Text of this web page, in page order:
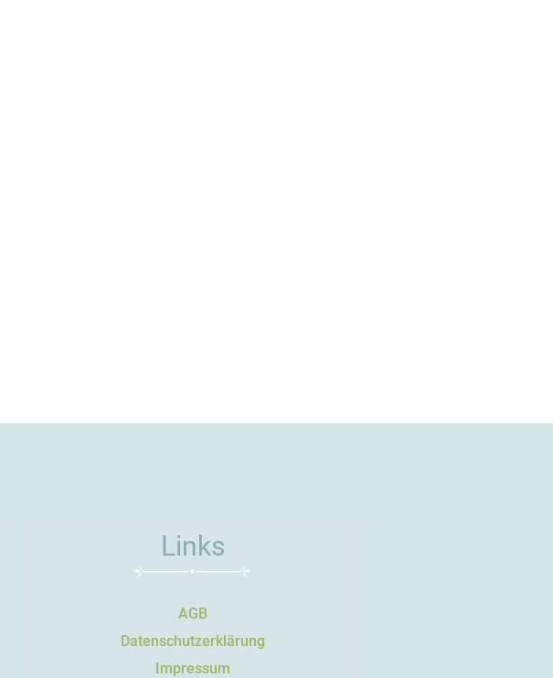
Links
AGB
Datenschutzerklärung
Impressum